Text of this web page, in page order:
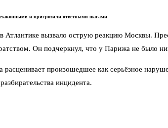
и пригрозили ответными шагами
Атлантике вызвало острую реакцию Москвы.
Он подчеркнул, что у Парижа не было
расценивает произошедшее как серьёзное
инцидента.